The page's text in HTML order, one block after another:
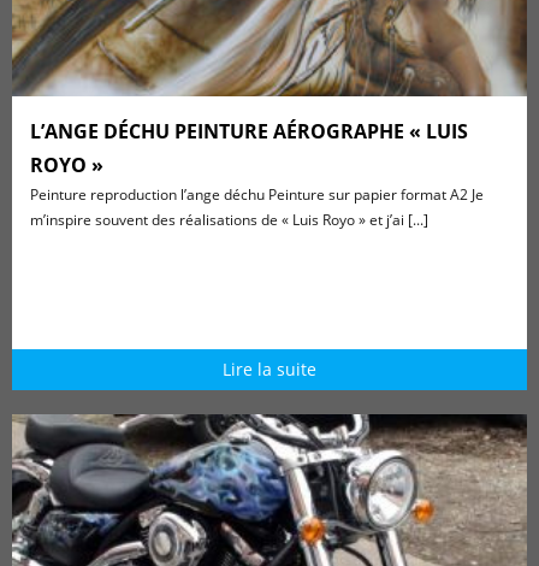
L’ANGE DÉCHU PEINTURE AÉROGRAPHE « LUIS
ROYO »
Peinture reproduction l’ange déchu Peinture sur papier format A2 Je
m’inspire souvent des réalisations de « Luis Royo » et j’ai [...]
Lire la suite